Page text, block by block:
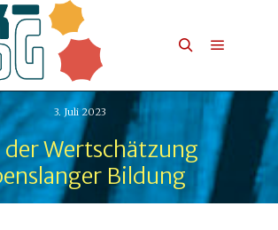
3. Juli 2023
der Wertschätzung
Bildung